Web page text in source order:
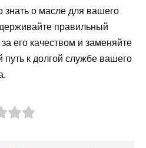
знать о масле для вашего
правильный
его качеством и заменяйте
к долгой службе вашего